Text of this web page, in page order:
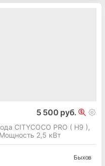
5 500 руб.
CITYCOCO PRO ( H9 ),
2,5 кВт
Быхов